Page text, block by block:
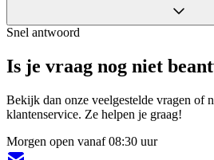
Snel antwoord
Is je vraag nog niet
Bekijk dan onze veelgestelde vragen of
klantenservice. Ze helpen je graag!
Morgen open vanaf 08:30 uur